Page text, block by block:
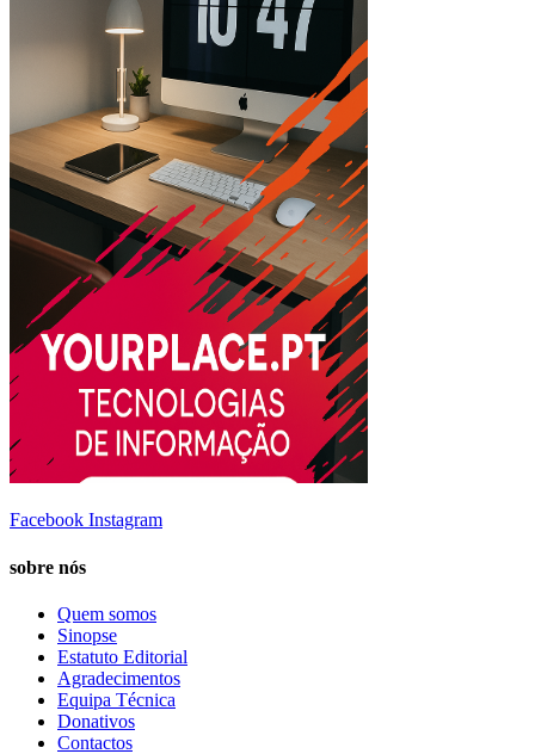
Facebook Instagram
sobre nós
Quem somos
Sinopse
Estatuto Editorial
Agradecimentos
Equipa Técnica
Donativos
Contactos